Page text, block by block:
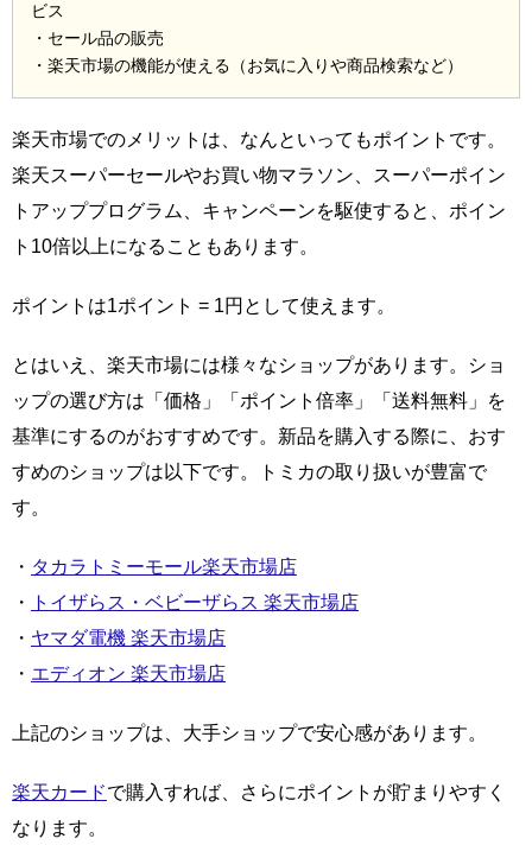
ビス
・セール品の販売
・楽天市場の機能が使える（お気に入りや商品検索など）
楽天市場でのメリットは、なんといってもポイントです。
楽天スーパーセールやお買い物マラソン、スーパーポイン
トアッププログラム、キャンペーンを駆使すると、ポイン
ト10倍以上になることもあります。
ポイントは1ポイント = 1円として使えます。
とはいえ、楽天市場には様々なショップがあります。ショ
ップの選び方は「価格」「ポイント倍率」「送料無料」を
基準にするのがおすすめです。新品を購入する際に、おす
すめのショップは以下です。トミカの取り扱いが豊富で
す。
・ タカラトミーモール楽天市場店
・
トイザらス・ベビーザらス 楽天市場店
・ ヤマダ電機 楽天市場店
・ エディオン 楽天市場店
上記のショップは、大手ショップで安心感があります。
楽天カードで購入すれば、さらにポイントが貯まりやすく
なります。